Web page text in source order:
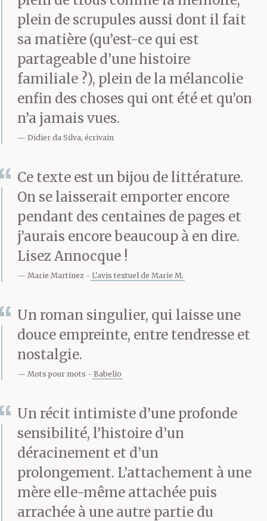
plein de scrupules aussi dont il fait
sa matière (qu’est-ce qui est
partageable d’une histoire
familiale ?), plein de la mélancolie
enfin des choses qui ont été et qu’on
n’a jamais vues.
Didier da Silva, écrivain
Ce texte est un bijou de littérature.
On se laisserait emporter encore
pendant des centaines de pages et
j’aurais encore beaucoup à en dire.
Lisez Annocque !
Marie Martinez L'avis textuel de Marie M.
Un roman singulier, qui laisse une
douce empreinte, entre tendresse et
nostalgie.
Mots pour mots Babelio
Un récit intimiste d’une profonde
sensibilité, l’histoire d’un
déracinement et d’un
prolongement. L’attachement à une
mère elle-même attachée puis
arrachée à une autre partie du